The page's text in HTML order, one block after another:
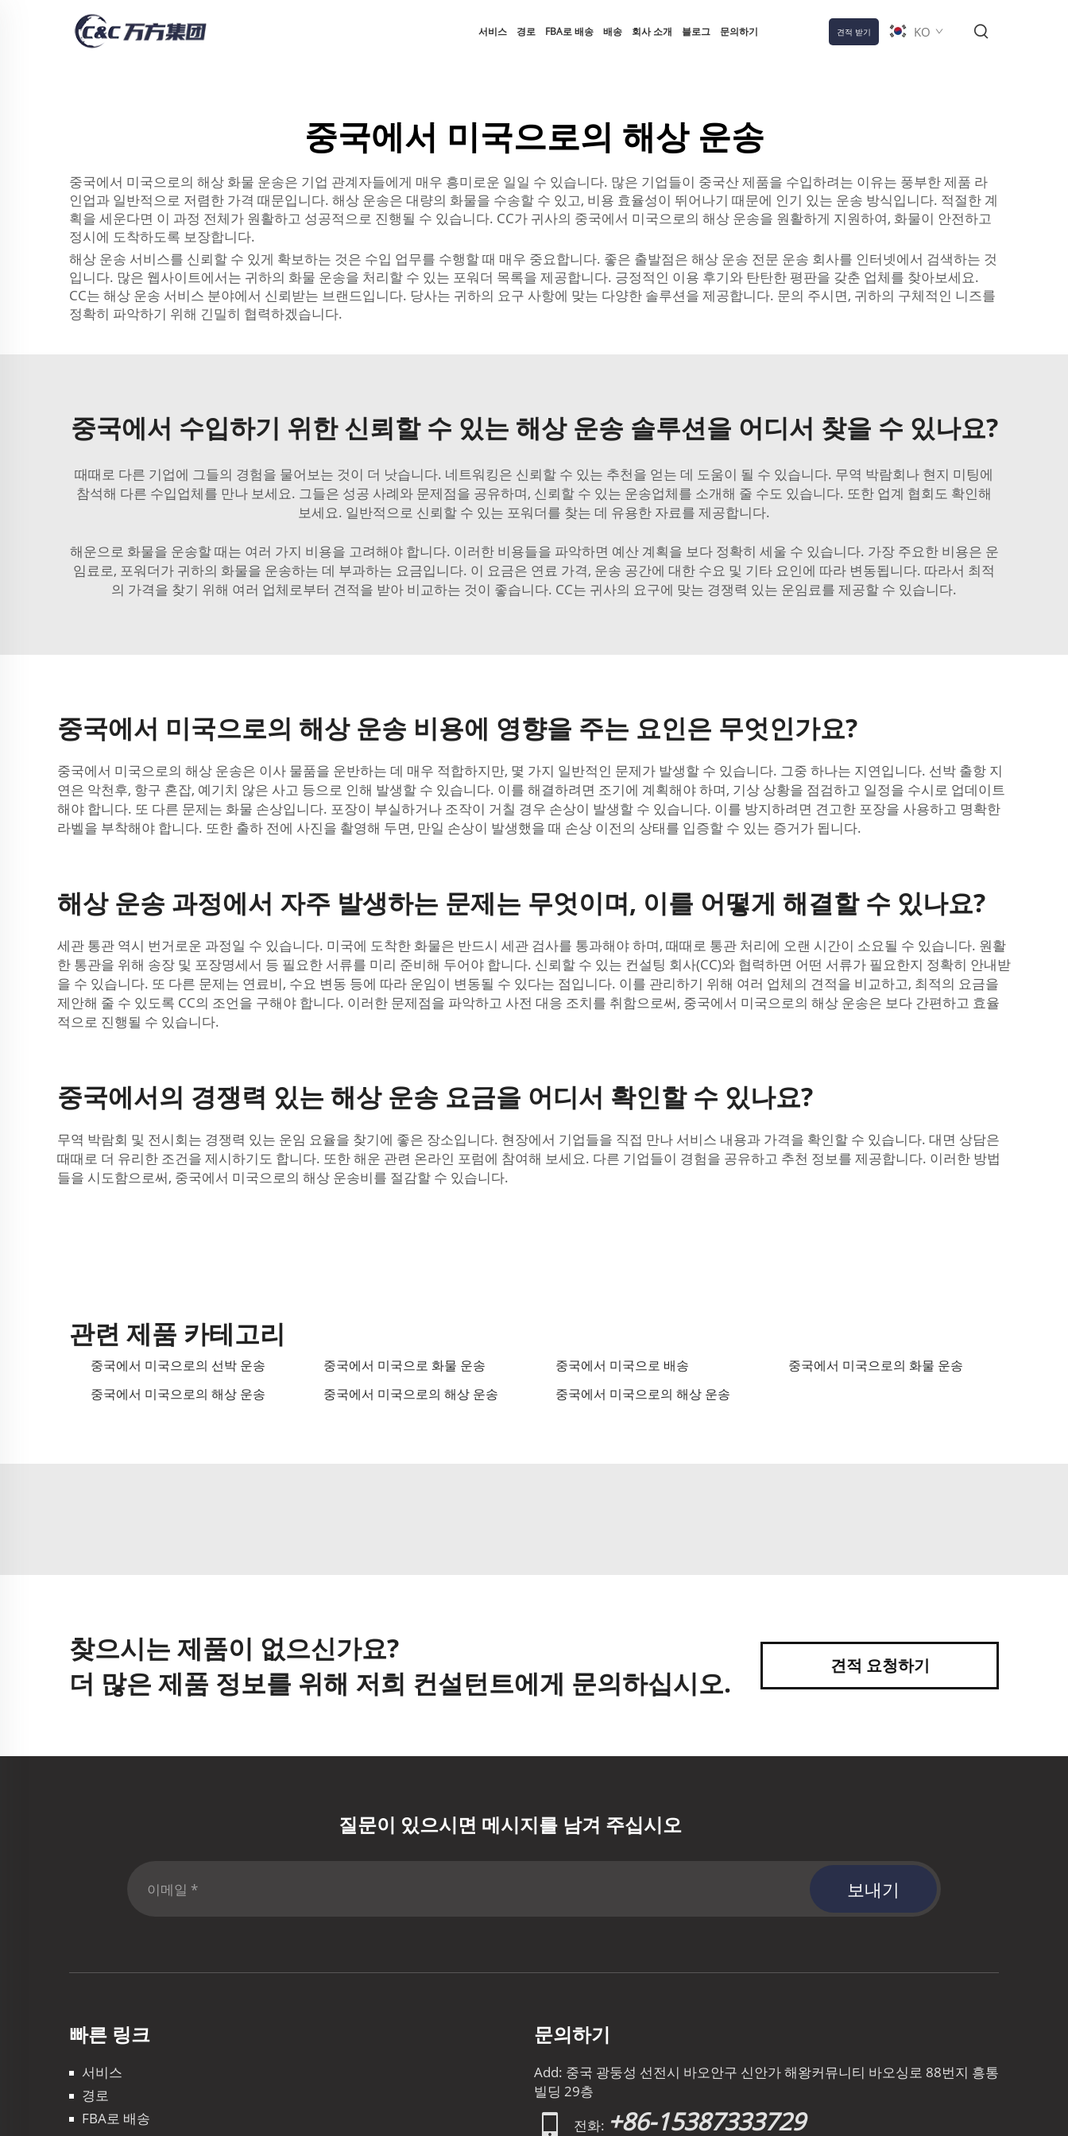
서비스 경로 FBA로 배송 배송 회사 소개 블로그 문의하기 견적 받기 KO
중국에서 미국으로의 해상 운송
중국에서 미국으로의 해상 화물 운송은 기업 관계자들에게 매우 흥미로운 일일 수 있습니다. 많은 기업들이 중국산 제품을 수입하려는 이유는 풍부한 제품 라
인업과 일반적으로 저렴한 가격 때문입니다. 해상 운송은 대량의 화물을 수송할 수 있고, 비용 효율성이 뛰어나기 때문에 인기 있는 운송 방식입니다. 적절한 계
획을 세운다면 이 과정 전체가 원활하고 성공적으로 진행될 수 있습니다. CC가 귀사의 중국에서 미국으로의 해상 운송을 원활하게 지원하여, 화물이 안전하고
정시에 도착하도록 보장합니다.
해상 운송 서비스를 신뢰할 수 있게 확보하는 것은 수입 업무를 수행할 때 매우 중요합니다. 좋은 출발점은 해상 운송 전문 운송 회사를 인터넷에서 검색하는 것
입니다. 많은 웹사이트에서는 귀하의 화물 운송을 처리할 수 있는 포워더 목록을 제공합니다. 긍정적인 이용 후기와 탄탄한 평판을 갖춘 업체를 찾아보세요.
CC는 해상 운송 서비스 분야에서 신뢰받는 브랜드입니다. 당사는 귀하의 요구 사항에 맞는 다양한 솔루션을 제공합니다. 문의 주시면, 귀하의 구체적인 니즈를
정확히 파악하기 위해 긴밀히 협력하겠습니다.
중국에서 수입하기 위한 신뢰할 수 있는 해상 운송 솔루션을 어디서 찾을 수 있나요?
때때로 다른 기업에 그들의 경험을 물어보는 것이 더 낫습니다. 네트워킹은 신뢰할 수 있는 추천을 얻는 데 도움이 될 수 있습니다. 무역 박람회나 현지 미팅에
참석해 다른 수입업체를 만나 보세요. 그들은 성공 사례와 문제점을 공유하며, 신뢰할 수 있는 운송업체를 소개해 줄 수도 있습니다. 또한 업계 협회도 확인해
보세요. 일반적으로 신뢰할 수 있는 포워더를 찾는 데 유용한 자료를 제공합니다.
해운으로 화물을 운송할 때는 여러 가지 비용을 고려해야 합니다. 이러한 비용들을 파악하면 예산 계획을 보다 정확히 세울 수 있습니다. 가장 주요한 비용은 운
임료로, 포워더가 귀하의 화물을 운송하는 데 부과하는 요금입니다. 이 요금은 연료 가격, 운송 공간에 대한 수요 및 기타 요인에 따라 변동됩니다. 따라서 최적
의 가격을 찾기 위해 여러 업체로부터 견적을 받아 비교하는 것이 좋습니다. CC는 귀사의 요구에 맞는 경쟁력 있는 운임료를 제공할 수 있습니다.
중국에서 미국으로의 해상 운송 비용에 영향을 주는 요인은 무엇인가요?
중국에서 미국으로의 해상 운송은 이사 물품을 운반하는 데 매우 적합하지만, 몇 가지 일반적인 문제가 발생할 수 있습니다. 그중 하나는 지연입니다. 선박 출항 지
연은 악천후, 항구 혼잡, 예기치 않은 사고 등으로 인해 발생할 수 있습니다. 이를 해결하려면 조기에 계획해야 하며, 기상 상황을 점검하고 일정을 수시로 업데이트
해야 합니다. 또 다른 문제는 화물 손상입니다. 포장이 부실하거나 조작이 거칠 경우 손상이 발생할 수 있습니다. 이를 방지하려면 견고한 포장을 사용하고 명확한
라벨을 부착해야 합니다. 또한 출하 전에 사진을 촬영해 두면, 만일 손상이 발생했을 때 손상 이전의 상태를 입증할 수 있는 증거가 됩니다.
해상 운송 과정에서 자주 발생하는 문제는 무엇이며, 이를 어떻게 해결할 수 있나요?
세관 통관 역시 번거로운 과정일 수 있습니다. 미국에 도착한 화물은 반드시 세관 검사를 통과해야 하며, 때때로 통관 처리에 오랜 시간이 소요될 수 있습니다. 원활
한 통관을 위해 송장 및 포장명세서 등 필요한 서류를 미리 준비해 두어야 합니다. 신뢰할 수 있는 컨설팅 회사(CC)와 협력하면 어떤 서류가 필요한지 정확히 안내받
을 수 있습니다. 또 다른 문제는 연료비, 수요 변동 등에 따라 운임이 변동될 수 있다는 점입니다. 이를 관리하기 위해 여러 업체의 견적을 비교하고, 최적의 요금을
제안해 줄 수 있도록 CC의 조언을 구해야 합니다. 이러한 문제점을 파악하고 사전 대응 조치를 취함으로써, 중국에서 미국으로의 해상 운송은 보다 간편하고 효율
적으로 진행될 수 있습니다.
중국에서의 경쟁력 있는 해상 운송 요금을 어디서 확인할 수 있나요?
무역 박람회 및 전시회는 경쟁력 있는 운임 요율을 찾기에 좋은 장소입니다. 현장에서 기업들을 직접 만나 서비스 내용과 가격을 확인할 수 있습니다. 대면 상담은
때때로 더 유리한 조건을 제시하기도 합니다. 또한 해운 관련 온라인 포럼에 참여해 보세요. 다른 기업들이 경험을 공유하고 추천 정보를 제공합니다. 이러한 방법
들을 시도함으로써, 중국에서 미국으로의 해상 운송비를 절감할 수 있습니다.
관련 제품 카테고리
중국에서 미국으로의 선박 운송 중국에서 미국으로 화물 운송 중국에서 미국으로 배송
중국에서 미국으로의 화물 운송
중국에서 미국으로의 해상 운송
중국에서 미국으로의 해상 운송 중국에서 미국으로의 해상 운송
찾으시는 제품이 없으신가요?
더 많은 제품 정보를 위해 저희 컨설턴트에게 문의하십시오.
견적 요청하기
질문이 있으시면 메시지를 남겨 주십시오
보내기
빠른 링크
서비스
경로
FBA로 배송
문의하기
Add: 중국 광둥성 선전시 바오안구 신안가 해왕커뮤니티 바오싱로 88번지 흥통
빌딩 29층
전화: +86-15387333729